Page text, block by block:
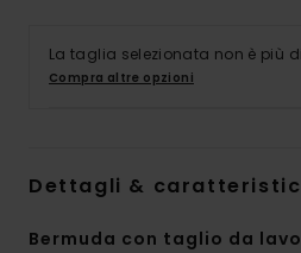
La taglia selezionata non è più
Compra altre opzioni
Dettagli &
Bermuda con taglio da